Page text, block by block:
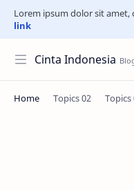
Lorem ipsum dolor sit amet,
link
Cinta Indonesia